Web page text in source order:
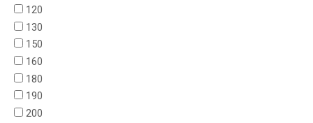
120
130
150
160
180
190
200